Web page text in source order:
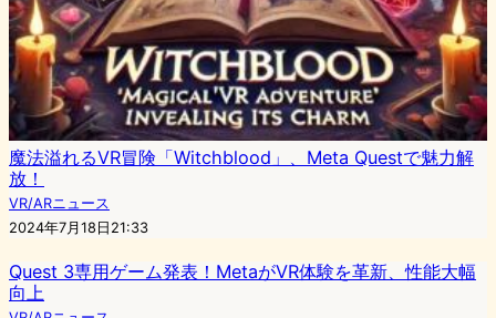
魔法溢れるVR冒険「Witchblood」、Meta Questで魅力解
放！
VR/ARニュース
2024年7月18日21:33
Quest 3専用ゲーム発表！MetaがVR体験を革新、性能大幅
向上